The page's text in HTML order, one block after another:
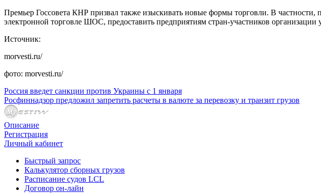
Премьер Госсовета КНР призвал также изыскивать новые формы торговли. В
электронной торговле ШОС, предоставить предприятиям стран-участников
Источник:
morvesti.ru/
фото: morvesti.ru/
Россия введет санкции против Украины с 1 января
Росфиннадзор предложил запретить расчеты в валюте за перевозку и транзит грузов
Описание
Регистрация
Личный кабинет
Быстрый запрос
Калькулятор сборных грузов
Расписание судов LCL
Договор он-лайн